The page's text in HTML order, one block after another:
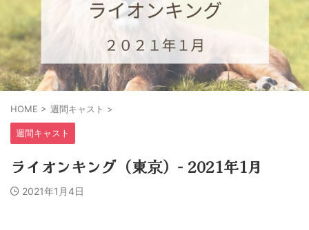
HOME > 週間キャスト >
週間キャスト
ライオンキング（東京）− 2021年1月
2021年1月4日